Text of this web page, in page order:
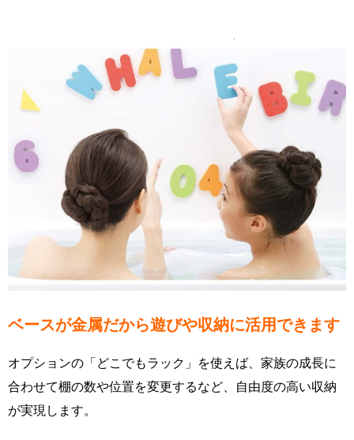
ベースが金属だから遊びや収納に活用できます
オプションの「どこでもラック」を使えば、家族の成長に
合わせて棚の数や位置を変更するなど、自由度の高い収納
が実現します。